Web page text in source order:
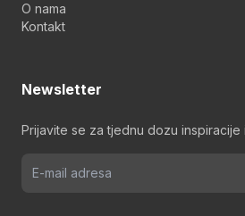
O nama
Kontakt
Newsletter
Prijavite se za tjednu dozu inspiracije